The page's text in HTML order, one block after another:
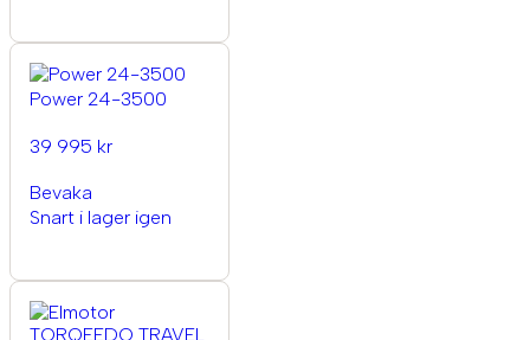
Power 24-3500
39 995 kr
Bevaka
Snart i lager igen